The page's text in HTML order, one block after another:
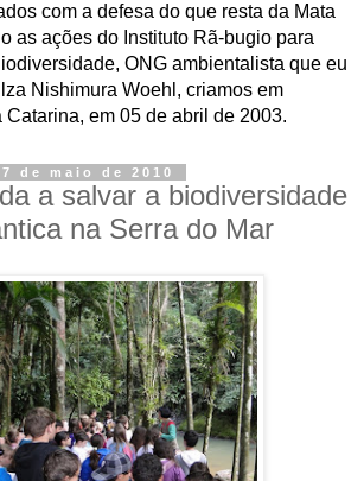
com a defesa do que resta da Mata
as ações do Instituto Rã-bugio para
ONG ambientalista que eu
Nishimura Woehl, criamos em
Catarina, em 05 de abril de 2003.
de maio de 2010
a salvar a biodiversidade
na Serra do Mar